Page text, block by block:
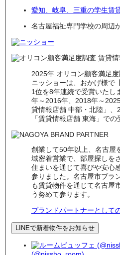
愛知、岐阜、三重の学生賃
名古屋福祉専門学校の周辺
2025年 オリコン顧客満足
ニッショーは、おかげ様で
1位を8年連続で受賞いた
年～2016年、2018年～
貸情報店舗 中部・北陸」
「賃貸情報店舗 東海」での
創業して50年以上、名古屋
域密着営業で、部屋探しを
住まいを通じて喜びや安心
参りました。名古屋市ブラ
も賃貸物件を通じて名古屋
う努めて参ります。
ブランドパートナーとして
LINEで新着物件をお知らせ